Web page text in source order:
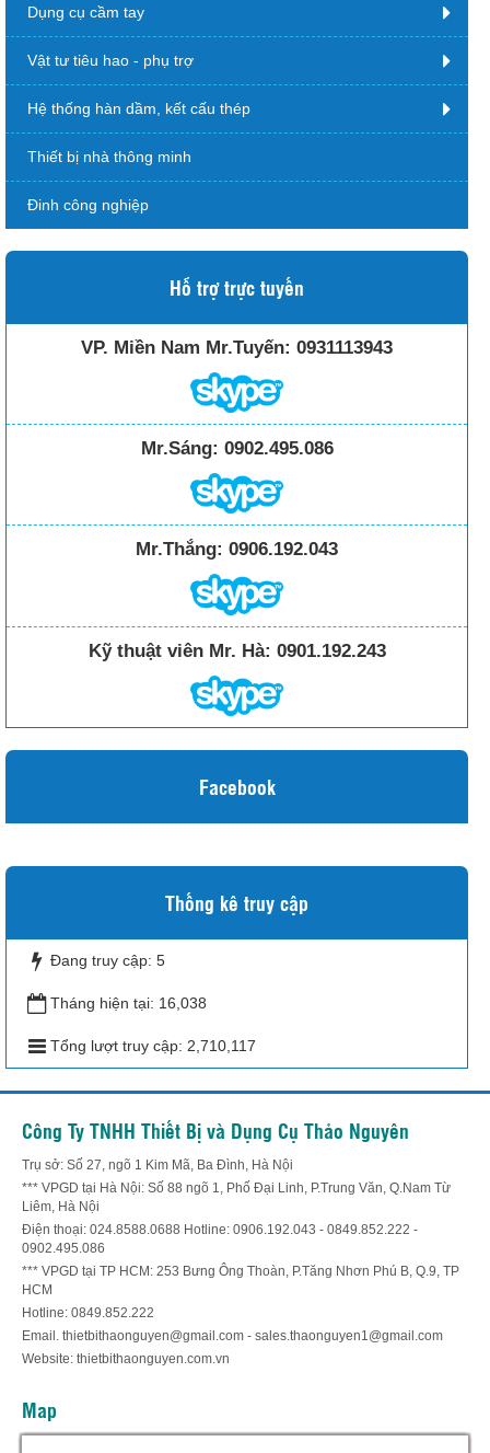
Dụng cụ cầm tay
Vật tư tiêu hao - phụ trợ
Hệ thống hàn dầm, kết cấu thép
Thiết bị nhà thông minh
Đinh công nghiệp
Hỗ trợ trực tuyến
VP. Miền Nam Mr.Tuyến: 0931113943
Mr.Sáng: 0902.495.086
Mr.Thắng: 0906.192.043
Kỹ thuật viên Mr. Hà: 0901.192.243
Facebook
Thống kê truy cập
Đang truy cập: 5
Tháng hiện tại: 16,038
Tổng lượt truy cập: 2,710,117
Công Ty TNHH Thiết Bị và Dụng Cụ Thảo Nguyên
Trụ sở: Số 27, ngõ 1 Kim Mã, Ba Đình, Hà Nội
*** VPGD tại Hà Nội: Số 88 ngõ 1, Phố Đại Linh, P.Trung Văn, Q.Nam Từ
Liêm, Hà Nội
Điện thoại: 024.8588.0688 Hotline: 0906.192.043 - 0849.852.222 -
0902.495.086
*** VPGD tại TP HCM: 253 Bưng Ông Thoàn, P.Tăng Nhơn Phú B, Q.9, TP
HCM
Hotline: 0849.852.222
Email. thietbithaonguyen@gmail.com - sales.thaonguyen1@gmail.com
Website: thietbithaonguyen.com.vn
Map